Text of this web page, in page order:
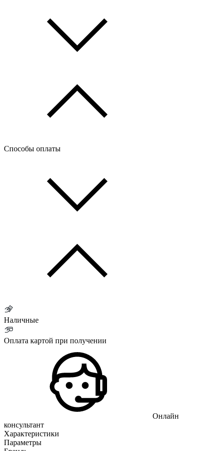
Способы оплаты
Наличные
Оплата картой при получении
Онлайн
консультант
Характеристики
Параметры